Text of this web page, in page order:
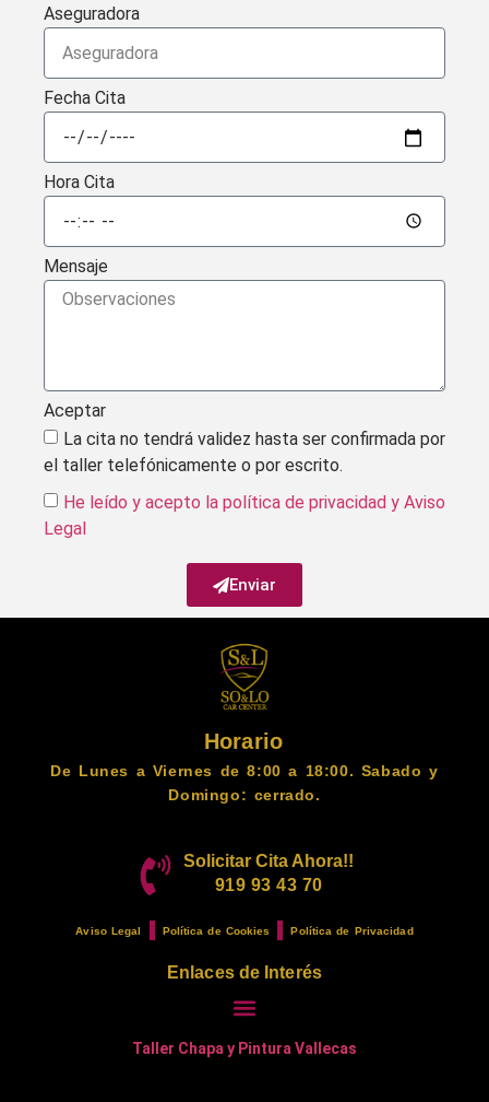
Aseguradora
Fecha Cita
Hora Cita
Mensaje
Aceptar
La cita no tendrá validez hasta ser confirmada por
el taller telefónicamente o por escrito.
He leído y acepto la política de privacidad y Aviso
Legal
Enviar
Horario
De Lunes a Viernes de 8:00 a 18:00. Sabado y
Domingo: cerrado.
Solicitar Cita Ahora!!
919 93 43 70
Aviso Legal Política de Cookies Política de Privacidad
Enlaces de Interés
Taller Chapa y Pintura Vallecas